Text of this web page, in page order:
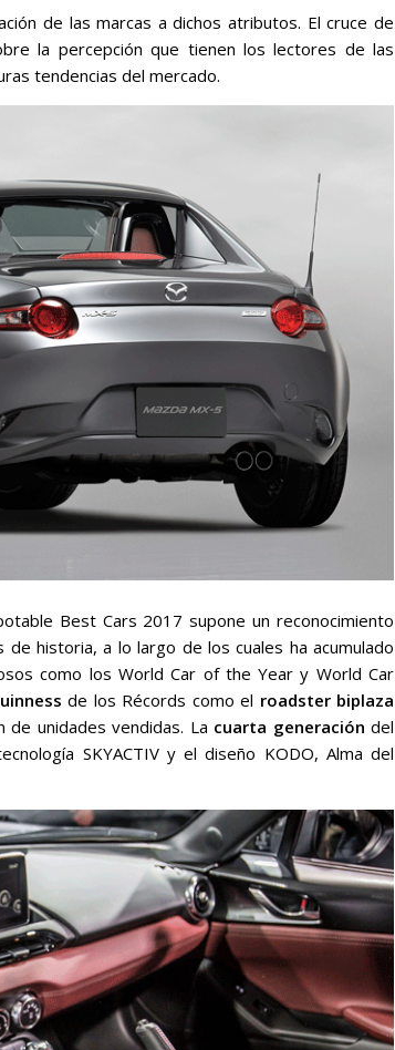
de las marcas a dichos atributos. El cruce de
la percepción que tienen los lectores de las
tendencias del mercado.
Best Cars 2017 supone un reconocimiento
historia, a lo largo de los cuales ha acumulado
como los World Car of the Year y World Car
de los Récords como el roadster biplaza
de unidades vendidas. La cuarta generacióndel
SKYACTIV y el diseño KODO, Alma del